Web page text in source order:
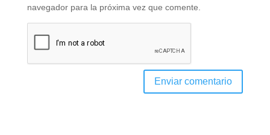
navegador para la próxima vez que comente.